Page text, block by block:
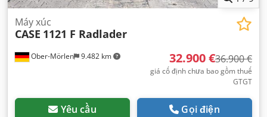
Ober-Mörlen 9.482 km
Máy xúc
CASE 1121 F Radlader
32.900 €36.900 €
giá cố định chưa bao gồm thuế
GTGT
Yêu cầu Gọi điện